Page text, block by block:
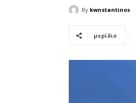
By kwnstantinos
μερίδιο